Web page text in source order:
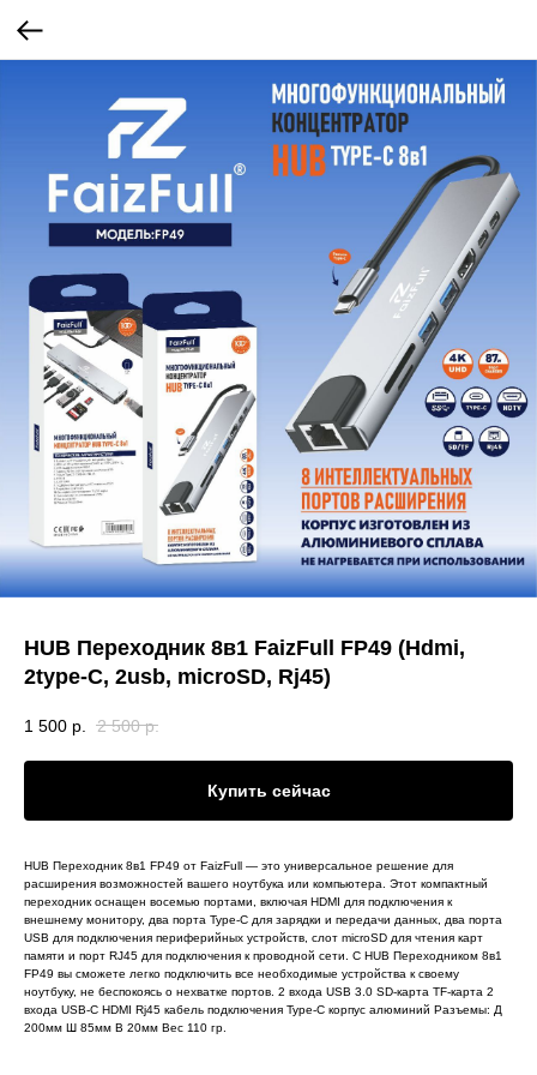
HUB Переходник 8в1 FaizFull FP49 (Hdmi,
2type-C, 2usb, microSD, Rj45)
1 500 р. 2 500 р.
Купить сейчас
HUB Переходник 8в1 FP49 от FaizFull — это универсальное решение для
расширения возможностей вашего ноутбука или компьютера. Этот компактный
переходник оснащен восемью портами, включая HDMI для подключения к
внешнему монитору, два порта Type-C для зарядки и передачи данных, два порта
USB для подключения периферийных устройств, слот microSD для чтения карт
памяти и порт RJ45 для подключения к проводной сети. С HUB Переходником 8в1
FP49 вы сможете легко подключить все необходимые устройства к своему
ноутбуку, не беспокоясь о нехватке портов. 2 входа USB 3.0 SD-карта TF-карта 2
входа USB-C HDMI Rj45 кабель подключения Type-C корпус алюминий Разъемы: Д
200мм Ш 85мм В 20мм Вес 110 гр.